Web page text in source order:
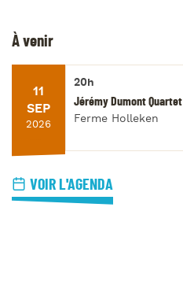
À venir
11
SEP
2026
20h
Jérémy Dumont Quartet
Ferme Holleken
VOIR L'AGENDA